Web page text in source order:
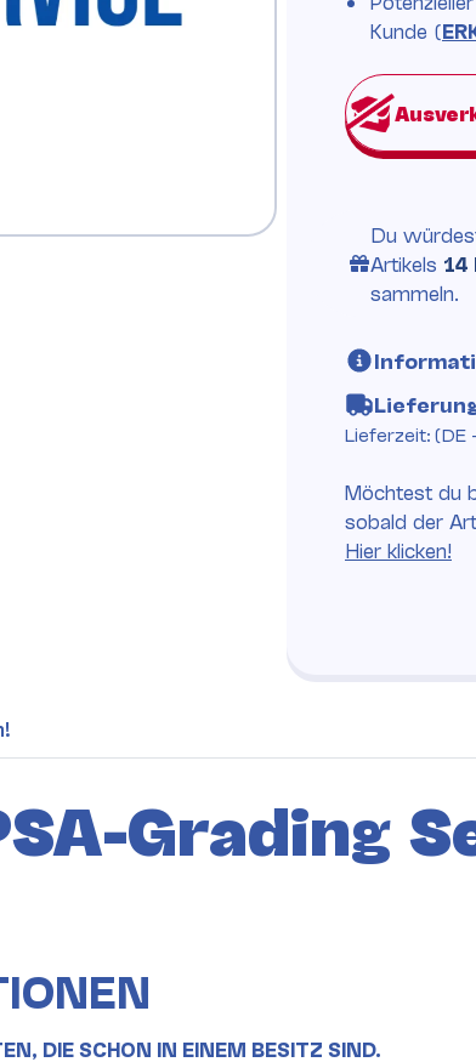
Kunde (
Möchtest du
sobald der
Hier klicken!
Lieferzeit: (DE
Du
Artikels 14
sammeln.
Grading
DIE SCHON IN EINEM BESITZ SIND.